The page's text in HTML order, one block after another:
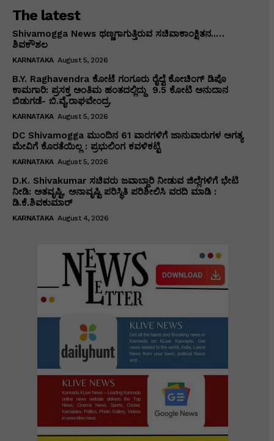
The latest
Shivamogga News ಥಣ್ಣಗಾಗುತ್ತಿರುವ ಸಚಿವಾಕಾಂಕ್ಷಿತನ..…
ಶಿವಕೌಶಲ
KARNATAKA August 5, 2026
B.Y. Raghavendra ಕೋಟೆ ಗಂಗೂರು ರೈಲ್ವೆ ಕೋಚಿಂಗ್ ಡಿಪೊ
ಕಾಮಗಾರಿ: ಪ್ರಸಕ್ತ ಅಂತಿಮ ಹಂತದಲ್ಲಿದ್ದು ₹ 9.5 ಕೋಟಿ ಅನುದಾನ
ಬಿಡುಗಡೆ- ಬಿ.ವೈ.ರಾಘವೇಂದ್ರ.
KARNATAKA August 5, 2026
DC Shivamogga ಮುಂದಿನ 61 ವಾರಗಳಿಗೆ ಜಾನುವಾರುಗಳ ಅಗತ್ಯ
ಮೇವಿಗೆ ಕೊರತೆಯಿಲ್ಲ : ಪ್ರಭುಲಿಂಗ ಕವಳಿಕಟ್ಟಿ
KARNATAKA August 5, 2026
D.K. Shivakumar ಸಚಿವರು ಜವಾಬ್ದಾರಿ ನೀಡುವ ಜಿಲ್ಲೆಗಳಿಗೆ ಭೇಟಿ
ನೀಡಿ: ಅತವೃಷ್ಟಿ, ಅನಾವೃಷ್ಟಿ ಪರಿಸ್ಥಿತಿ ಪರಿಶೀಲಿಸಿ ವರದಿ ಮಾಡಿ :
ಡಿ.ಕೆ.ಶಿವಕುಮಾರ್
KARNATAKA August 4, 2026